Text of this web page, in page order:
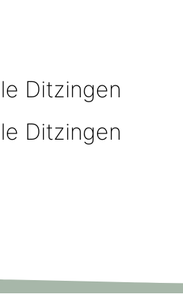
Ditzingen
Ditzingen